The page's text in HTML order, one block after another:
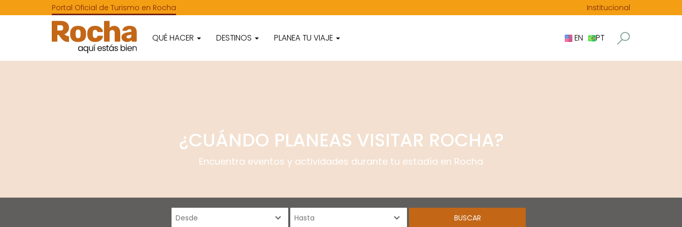
Portal Oficial de Turismo en Rocha Institucional
QUÉ HACER DESTINOS PLANEA TU VIAJE EN PT
¿CUÁNDO PLANEAS VISITAR ROCHA?
Encuentra eventos y actividades durante tu estadía en Rocha